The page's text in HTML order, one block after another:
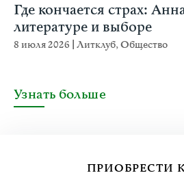
Где кончается страх:
литературе и выборе
8 июля 2026 Литклуб,Общество
Узнать больше
ПРИОБРЕСТИ